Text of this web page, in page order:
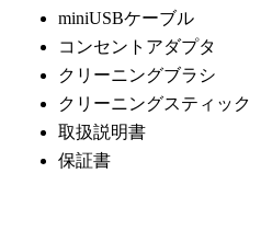
miniUSBケーブル
コンセントアダプタ
クリーニングブラシ
クリーニングスティック
取扱説明書
保証書